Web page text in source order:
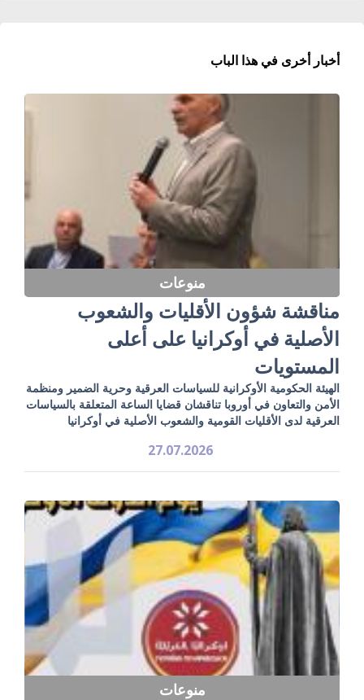
أخبار أخرى في هذا الباب
منوعات
مناقشة شؤون الأقليات والشعوب
الأصلية في أوكرانيا على أعلى
المستويات
الهيئة الحكومية الأوكرانية للسياسات العرقية وحرية الضمير ومنظمة
الأمن والتعاون في أوروبا تناقشان قضايا الساعة المتعلقة بالسياسات
العرقية لدى الأقليات القومية والشعوب الأصلية في أوكرانيا
27.07.2026
منوعات